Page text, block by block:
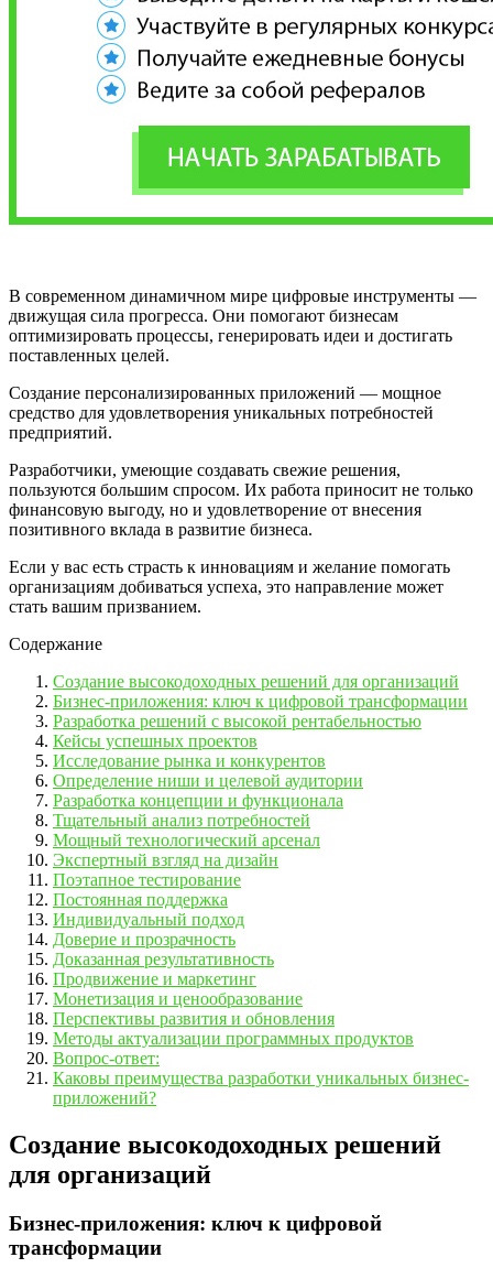
В современном динамичном мире цифровые инструменты —
движущая сила прогресса. Они помогают бизнесам
оптимизировать процессы, генерировать идеи и достигать
поставленных целей.
Создание персонализированных приложений — мощное
средство для удовлетворения уникальных потребностей
предприятий.
Разработчики, умеющие создавать свежие решения,
пользуются большим спросом. Их работа приносит не только
финансовую выгоду, но и удовлетворение от внесения
позитивного вклада в развитие бизнеса.
Если у вас есть страсть к инновациям и желание помогать
организациям добиваться успеха, это направление может
стать вашим призванием.
Содержание
Создание высокодоходных решений для организаций
Бизнес-приложения: ключ к цифровой трансформации
Разработка решений с высокой рентабельностью
Кейсы успешных проектов
Исследование рынка и конкурентов
Определение ниши и целевой аудитории
Разработка концепции и функционала
Тщательный анализ потребностей
Мощный технологический арсенал
Экспертный взгляд на дизайн
Поэтапное тестирование
Постоянная поддержка
Индивидуальный подход
Доверие и прозрачность
Доказанная результативность
Продвижение и маркетинг
Монетизация и ценообразование
Перспективы развития и обновления
Методы актуализации программных продуктов
Вопрос-ответ:
Каковы преимущества разработки уникальных бизнес-
приложений?
Создание высокодоходных решений
для организаций
Бизнес-приложения: ключ к цифровой
трансформации